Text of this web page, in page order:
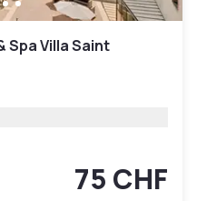
Spa Villa Saint
75 CHF